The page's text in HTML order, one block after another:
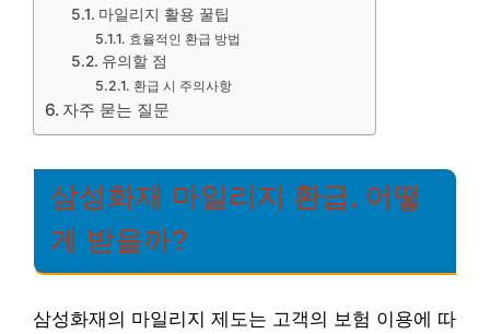
마일리지 활용 꿀팁
효율적인 환급 방법
유의할 점
환급 시 주의사항
자주 묻는 질문
삼성화재 마일리지 환급, 어떻
게 받을까?
삼성화재의 마일리지 제도는 고객의 보험 이용에 따